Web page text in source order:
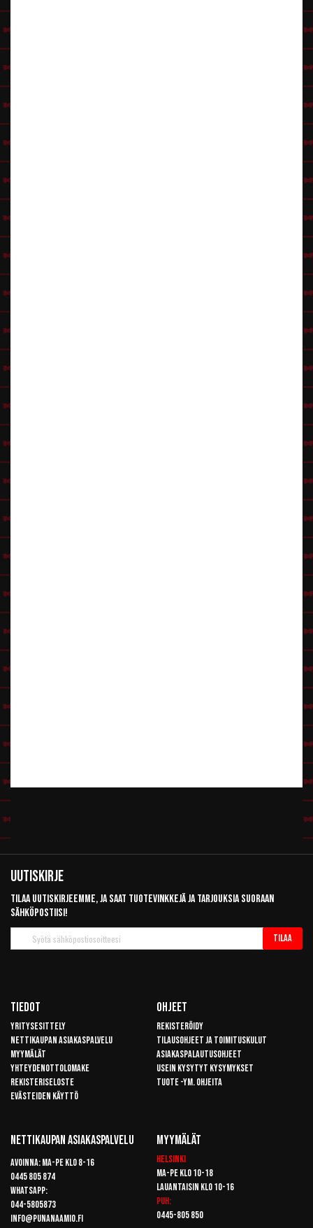
Uutiskirje
Tilaa uutiskirjeemme, ja saat tuotevinkkejä ja tarjouksia suoraan
sähköpostiisi!
uutiskirje
Tilaa
Tiedot
Yritysesittely
Nettikaupan asiakaspalvelu
Myymälät
Yhteydenottolomake
Rekisteriseloste
Evästeiden käyttö
Ohjeet
Rekisteröidy
Tilausohjeet ja toimituskulut
Asiakaspalautusohjeet
Usein kysytyt kysymykset
Tuote -ym. ohjeita
Nettikaupan Asiakaspalvelu
Avoinna: Ma-pe klo 8-16
0445 805 874
Whatsapp:
044-5805873
info@punanaamio.fi
Myymälät
Helsinki
Ma-pe klo 10-18
Lauantaisin klo 10-16
Puh:
0445-805 850